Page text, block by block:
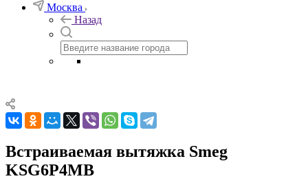
Москва
Назад
Встраиваемая вытяжка Smeg
KSG6P4MB